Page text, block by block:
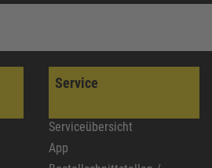
Service
Serviceübersicht
App